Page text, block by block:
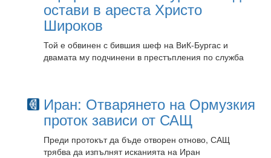
остави в ареста Христо
Широков
Той е обвинен с бившия шеф на ВиК-Бургас и
двамата му подчинени в престъпления по служба
Иран: Отварянето на Ормузкия
проток зависи от САЩ
Преди протокът да бъде отворен отново, САЩ
трябва да изпълнят исканията на Иран